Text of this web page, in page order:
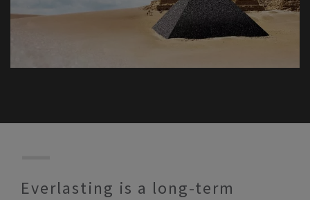
Everlasting is a long-term